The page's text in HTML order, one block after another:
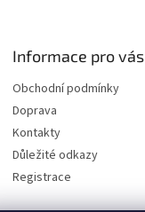
Informace pro vás
Obchodní podmínky
Doprava
Kontakty
Důležité odkazy
Registrace